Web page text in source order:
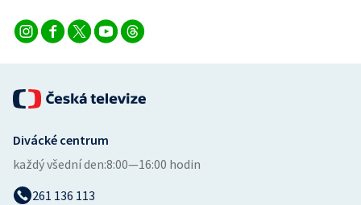
Divácké centrum
každý všední den:8:00—16:00 hodin
261 136 113